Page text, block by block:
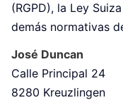
(RGPD), la Ley
demás normativas
José Duncan
Calle Principal 24
8280 Kreuzlingen